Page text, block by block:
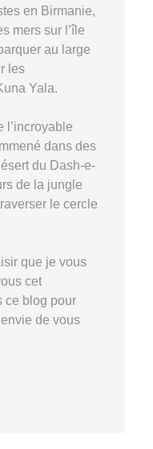
en Birmanie,
mers sur l’île
au large
les
Yala.
l’incroyable
dans des
du Dash-e-
de la jungle
le cercle
que je vous
cet
ce blog pour
de vous